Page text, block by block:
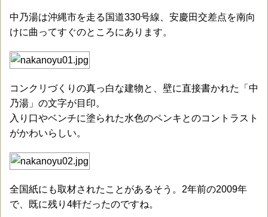
中乃湯は沖縄市を走る国道330号線、安慶田交差点を南向
けに曲ってすぐのところにあります。
コンクリづくりの真っ白な建物と、壁に直接書かれた「中
乃湯」の文字が目印。
入り口やベンチに塗られた水色のペンキとのコントラスト
がかわいらしい。
全国紙にも取材されたことがあるそう。2年前の2009年
で、既に残り4軒だったのですね。